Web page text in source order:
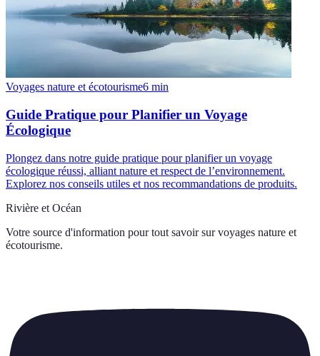
Voyages nature et écotourisme6 min
Guide Pratique pour Planifier un Voyage
Écologique
Plongez dans notre guide pratique pour planifier un voyage
écologique réussi, alliant nature et respect de l’environnement.
Explorez nos conseils utiles et nos recommandations de produits.
Rivière et Océan
Votre source d'information pour tout savoir sur voyages nature et
écotourisme.